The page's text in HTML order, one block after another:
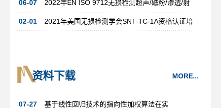
06-07 2022年EN ISO 9712无损检测超声/磁粉/渗透/射
02-01 2021年美国无损检测学会SNT-TC-1A资格认证培
MORE...
资料下载
07-27 基于线性回归技术的指向性加权算法在实